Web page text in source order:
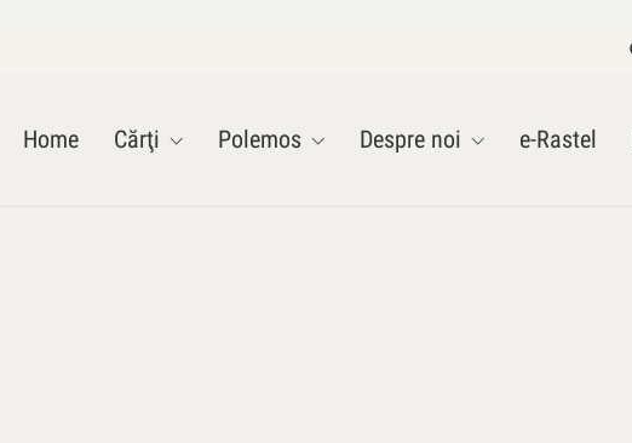
Home Cărţi Polemos Despre noi e-Rastel